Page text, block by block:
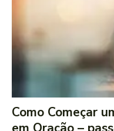
Como Começar